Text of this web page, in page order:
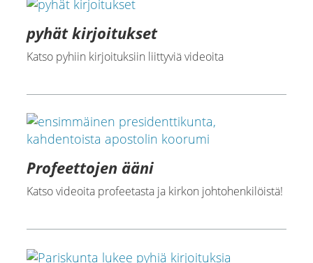
pyhät kirjoitukset
Katso pyhiin kirjoituksiin liittyviä videoita
Profeettojen ääni
Katso videoita profeetasta ja kirkon johtohenkilöistä!